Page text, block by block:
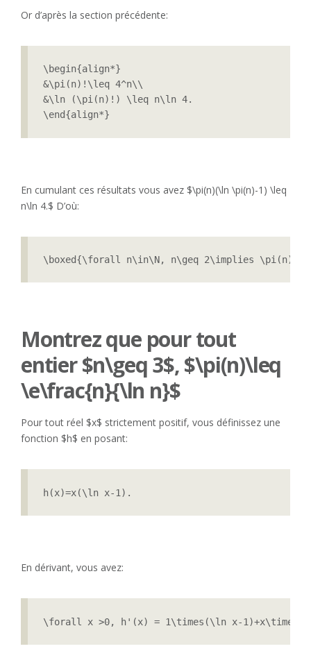
Or d’après la section précédente:
\begin{align*}
&\pi(n)!\leq 4^n\\
&\ln (\pi(n)!) \leq n\ln 4.
\end{align*}
En cumulant ces résultats vous avez $\pi(n)(\ln \pi(n)-1) \leq
n\ln 4.$ D’où:
\boxed{\forall n\in\N, n\geq 2\implies
Montrez que pour tout
entier $n\geq 3$, $\pi(n)\leq
\e\frac{n}{\ln n}$
Pour tout réel $x$ strictement positif, vous définissez une
fonction $h$ en posant:
h(x)=x(\ln x-1).
En dérivant, vous avez:
\forall x >0, h'(x) = 1\times(\ln x-1)+x\times